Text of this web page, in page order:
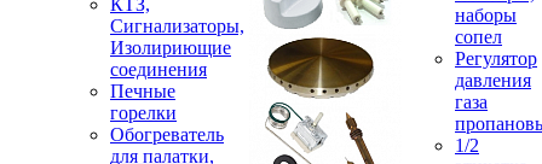
КТЗ,
Сигнализаторы,
Изолириющие
соединения
Печные
горелки
Обогреватель
для палатки,
наборы
сопел
Регулятор
давления
газа
1/2